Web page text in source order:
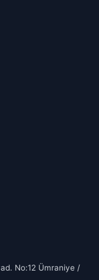
No:12 Ümraniye /